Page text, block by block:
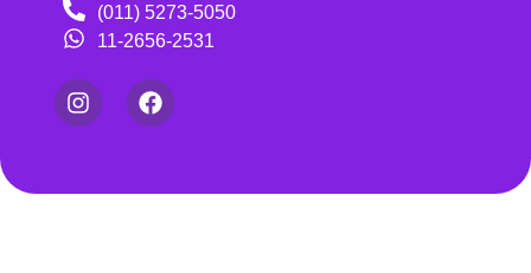
(011) 5273-5050
11-2656-2531